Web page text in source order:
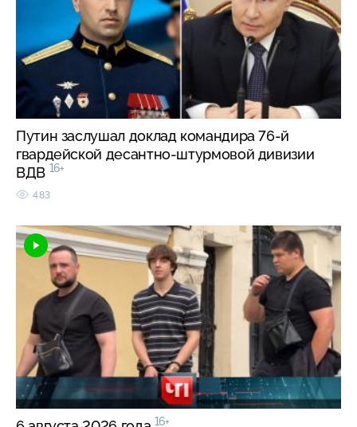
Путин заслушал доклад командира 76-й
гвардейской десантно-штурмовой дивизии
ВДВ 16+
483
16+